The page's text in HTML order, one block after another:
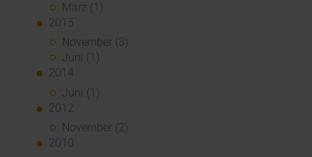
März (1)
2015
November (3)
Juni (1)
2014
Juni (1)
2012
November (2)
2010